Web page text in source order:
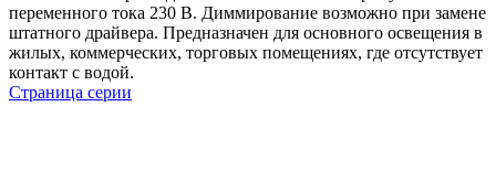
переменного тока 230 В. Диммирование возможно при замене
штатного драйвера. Предназначен для основного освещения в
жилых, коммерческих, торговых помещениях, где отсутствует
контакт с водой.
Страница серии